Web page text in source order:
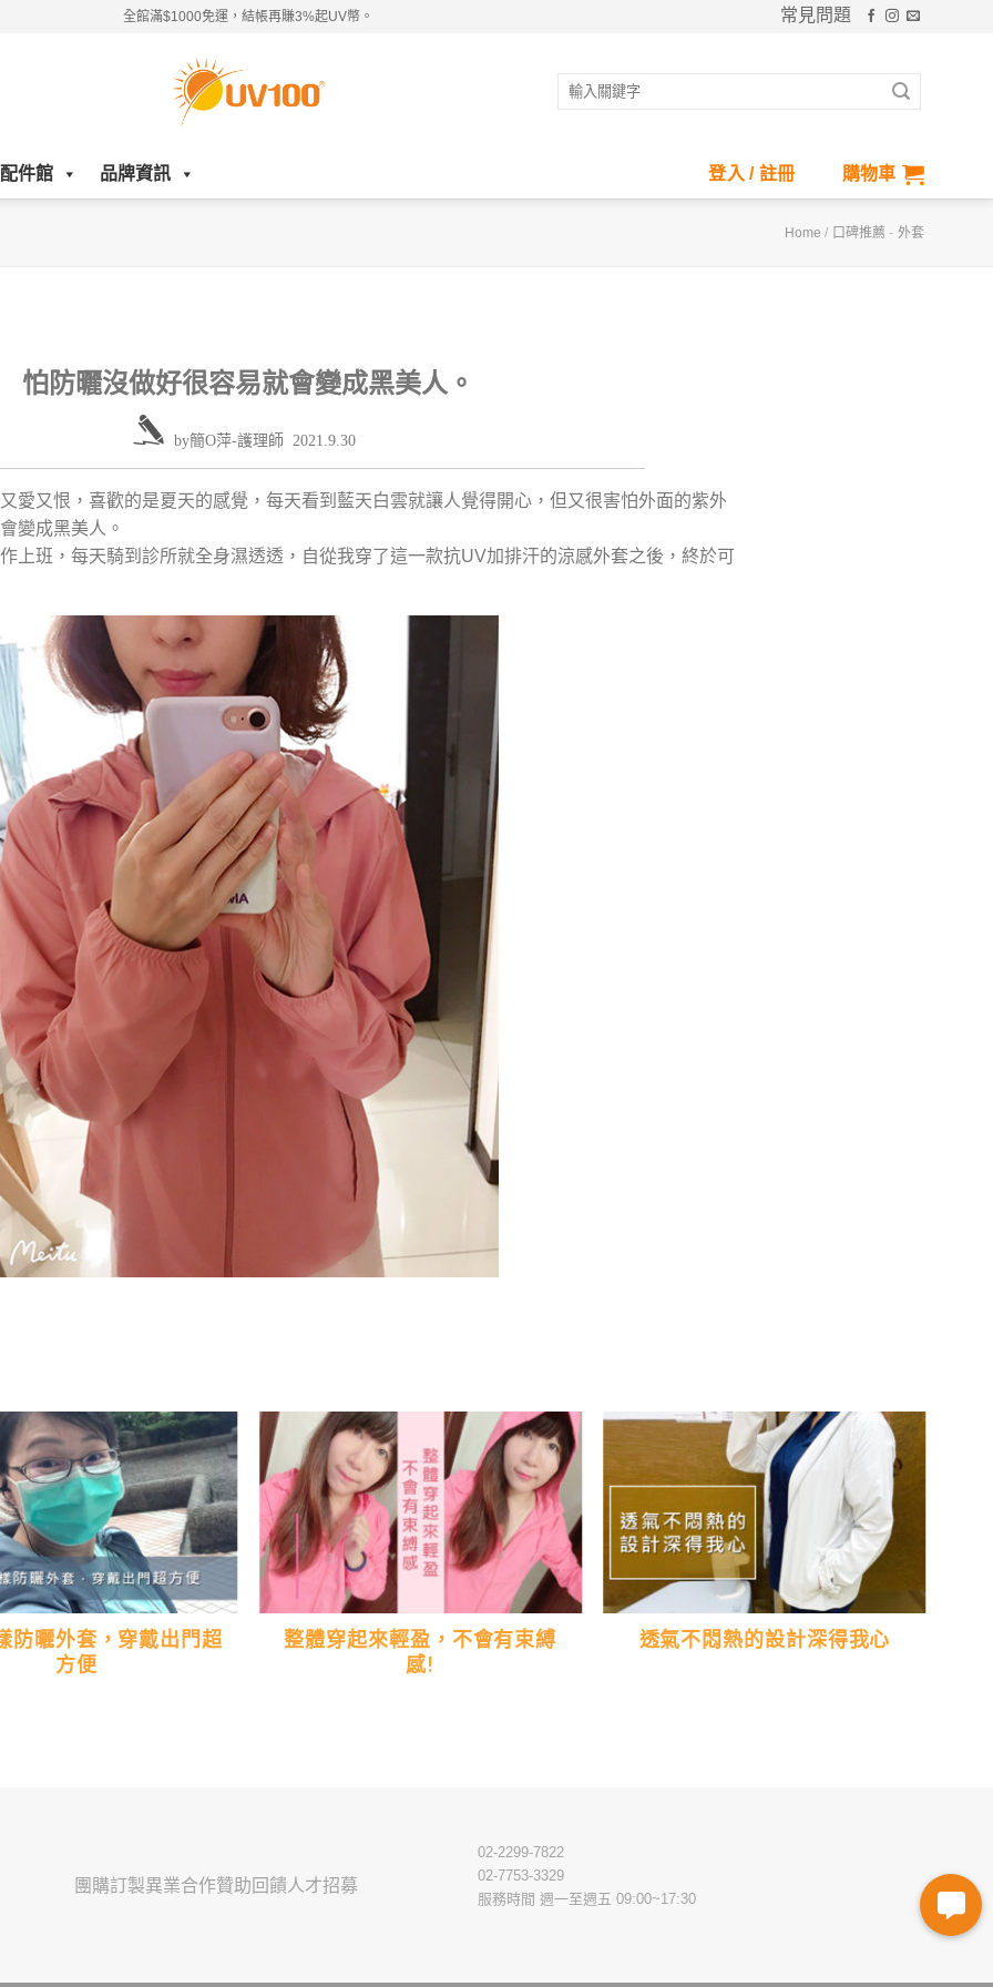
全館滿$1000免運，結帳再賺3%起UV幣。 常見問題
搜
配件館 品牌資訊 登入 / 註冊 購物車
Home / 口碑推薦 - 外套
怕防曬沒做好很容易就會變成黑美人。
by簡O萍-護理師 2021.9.30
愛又恨，喜歡的是夏天的感覺，每天看到藍天白雲就讓人覺得開心，但又很害怕外面的紫外
變成黑美人。
上班，每天騎到診所就全身濕透透，自從我穿了這一款抗UV加排汗的涼感外套之後，終於可
防曬外套，穿戴出門超
方便
整體穿起來輕盈，不會有束縛
感!
透氣不悶熱的設計深得我心
團購訂製異業合作贊助回饋人才招募
02-2299-7822
02-7753-3329
服務時間 週一至週五 09:00~17:30